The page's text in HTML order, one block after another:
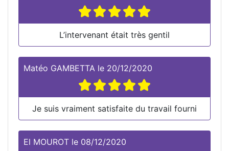
L’intervenant était très gentil
Matéo GAMBETTA le 20/12/2020
Je suis vraiment satisfaite du travail fourni
El MOUROT le 08/12/2020